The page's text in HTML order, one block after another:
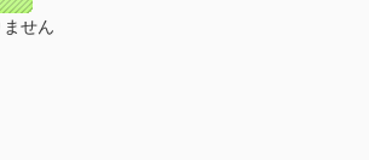
せん